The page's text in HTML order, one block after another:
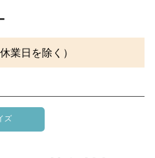
差がでる場合がございますのでご了
業日を除く）
ズ